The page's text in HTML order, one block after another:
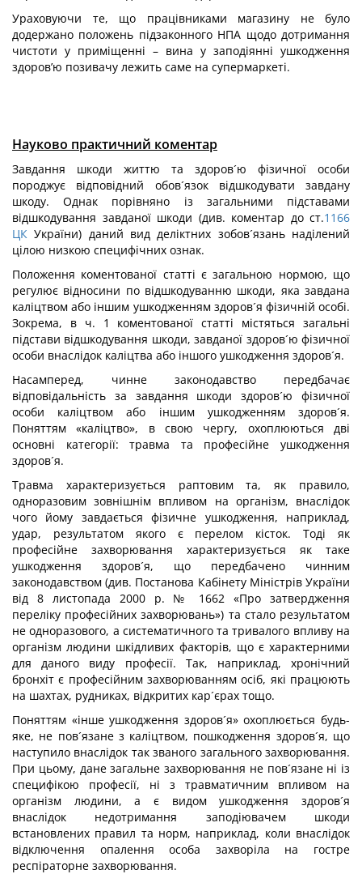
Ураховуючи те, що працівниками магазину не було
додержано положень підзаконного НПА щодо дотримання
чистоти у приміщенні – вина у заподіянні ушкодження
здоров’ю позивачу лежить саме на супермаркеті.
Науково практичний коментар
Завдання шкоди життю та здоров´ю фізичної особи
породжує відповідний обов´язок відшкодувати завдану
шкоду. Однак порівняно із загальними підставами
відшкодування завданої шкоди (див. коментар до ст.1166
ЦК України) даний вид деліктних зобов´язань наділений
цілою низкою специфічних ознак.
Положення коментованої статті є загальною нормою, що
регулює відносини по відшкодуванню шкоди, яка завдана
каліцтвом або іншим ушкодженням здоров´я фізичній особі.
Зокрема, в ч. 1 коментованої статті містяться загальні
підстави відшкодування шкоди, завданої здоров´ю фізичної
особи внаслідок каліцтва або іншого ушкодження здоров´я.
Насамперед, чинне законодавство передбачає
відповідальність за завдання шкоди здоров´ю фізичної
особи каліцтвом або іншим ушкодженням здоров´я.
Поняттям «каліцтво», в свою чергу, охоплюються дві
основні категорії: травма та професійне ушкодження
здоров´я.
Травма характеризується раптовим та, як правило,
одноразовим зовнішнім впливом на організм, внаслідок
чого йому завдається фізичне ушкодження, наприклад,
удар, результатом якого є перелом кісток. Тоді як
професійне захворювання характеризується як таке
ушкодження здоров´я, що передбачено чинним
законодавством (див. Постанова Кабінету Міністрів України
від 8 листопада 2000 р. № 1662 «Про затвердження
переліку професійних захворювань») та стало результатом
не одноразового, а систематичного та тривалого впливу на
організм людини шкідливих факторів, що є характерними
для даного виду професії. Так, наприклад, хронічний
бронхіт є професійним захворюванням осіб, які працюють
на шахтах, рудниках, відкритих кар´єрах тощо.
Поняттям «інше ушкодження здоров´я» охоплюється будь-
яке, не пов´язане з каліцтвом, пошкодження здоров´я, що
наступило внаслідок так званого загального захворювання.
При цьому, дане загальне захворювання не пов´язане ні із
специфікою професії, ні з травматичним впливом на
організм людини, а є видом ушкодження здоров´я
внаслідок недотримання заподіювачем шкоди
встановлених правил та норм, наприклад, коли внаслідок
відключення опалення особа захворіла на гостре
респіраторне захворювання.